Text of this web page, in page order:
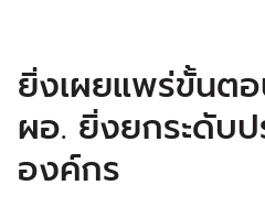
ยิ่งเผยแพร่ขั้นตอ
ผอ. ยิ่งยกระดับ
องค์กร